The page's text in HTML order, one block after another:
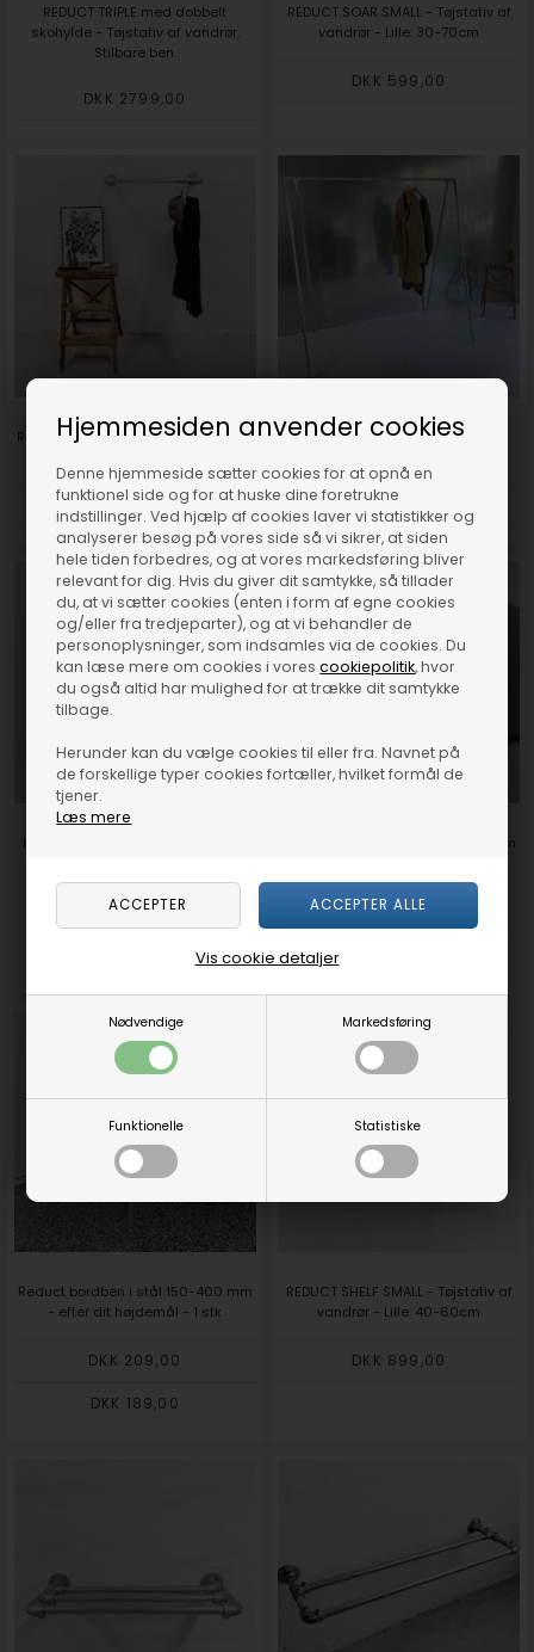
Hjemmesiden anvender cookies
Denne hjemmeside sætter cookies for at opnå en
funktionel side og for at huske dine foretrukne
indstillinger. Ved hjælp af cookies laver vi statistikker og
analyserer besøg på vores side så vi sikrer, at siden
hele tiden forbedres, og at vores markedsføring bliver
relevant for dig. Hvis du giver dit samtykke, så tillader
du, at vi sætter cookies (enten i form af egne cookies
og/eller fra tredjeparter), og at vi behandler de
personoplysninger, som indsamles via de cookies. Du
kan læse mere om cookies i vorescookiepolitik, hvor
du også altid har mulighed for at trække dit samtykke
tilbage.
Herunder kan du vælge cookies til eller fra. Navnet på
de forskellige typer cookies fortæller, hvilket formål de
tjener.
Læs mere
Nødvendige Markedsføring
Funktionelle Statistiske
Vis cookie detaljer
REDUCT TRIPLE med dobbelt
skohylde - Tøjstativ af vandrør.
Stilbare ben.
DKK 2799,00
REDUCT SOAR SMALL - Tøjstativ af
vandrør - Lille: 30-70cm
DKK 599,00
REDUCT SOAR MEDIUM - Tøjstativ af
DKK 699,00
Fritstående tøjstativ i vandrør
DKK 999,00
REDUCT SOAR LARGE - Tøjstativ af
DKK 799,00
Reduct bordben i stål 401-900 mm
DKK 239,00
Reduct bordben i stål 150-400 mm
- efter dit højdemål - 1 stk
DKK 209,00
DKK 189,00
REDUCT SHELF SMALL - Tøjstativ af
vandrør - Lille: 40-60cm
DKK 899,00